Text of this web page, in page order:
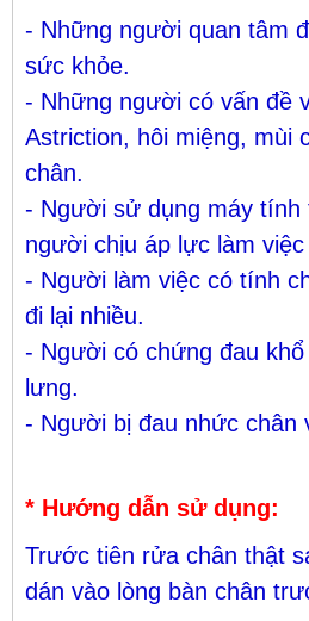
- Những người quan tâm
sức khỏe.
- Những người có vấn đề
Astriction, hôi miệng, mùi
chân.
- Người sử dụng máy tính
người chịu áp lực làm việc
- Người làm việc có tính
đi lại nhiều.
- Người có chứng đau
lưng.
- Người bị đau nhức chân
* Hướng dẫn sử dụng:
Trước tiên rửa chân thật
dán vào lòng bàn chân